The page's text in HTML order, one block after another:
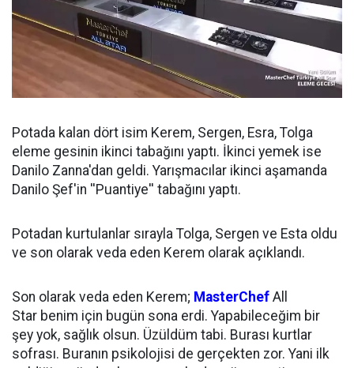
Potada kalan dört isim Kerem, Sergen, Esra, Tolga
eleme gesinin ikinci tabağını yaptı. İkinci yemek ise
Danilo Zanna'dan geldi. Yarışmacılar ikinci aşamanda
Danilo Şef'in ''Puantiye'' tabağını yaptı.
Potadan kurtulanlar sırayla Tolga, Sergen ve Esta oldu
ve son olarak veda eden Kerem olarak açıklandı.
Son olarak veda eden Kerem; MasterChef All
Star benim için bugün sona erdi. Yapabileceğim bir
şey yok, sağlık olsun. Üzüldüm tabi. Burası kurtlar
sofrası. Buranın psikolojisi de gerçekten zor. Yani ilk